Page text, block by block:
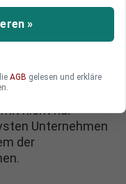
Zahlen wirken
eine
unangreifbar
nicht nur
Unternehmen
der
»
AGB gelesen und erkläre